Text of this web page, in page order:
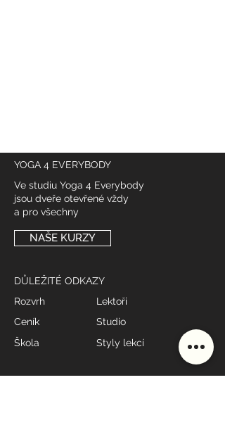
YOGA 4 EVERYBODY
Ve studiu Yoga 4 Everybody
jsou dveře otevřené vždy
a pro všechny
NAŠE KURZY
DŮLEŽITÉ ODKAZY
Rozvrh
Ceník
Škola
Lektoři
Studio
Styly lekcí